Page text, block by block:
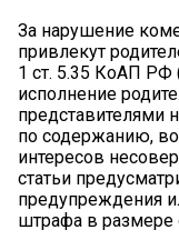
За нарушение
привлекут
1 ст. 5.35 КоАП РФ
исполнение
представителями
по содержанию,
интересов
статьи
предупреждения
штрафа в размере